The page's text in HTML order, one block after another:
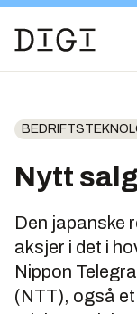
Nytt
Den japanske
aksjer i det i
Nippon
(NTT), også